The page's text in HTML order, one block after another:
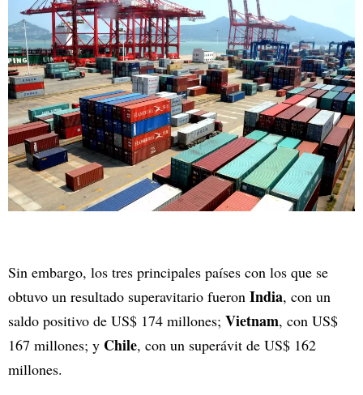
Sin embargo, los tres principales países con los que se
obtuvo un resultado superavitario fueron India, con un
saldo positivo de US$ 174 millones; Vietnam, con US$
167 millones; y Chile, con un superávit de US$ 162
millones.